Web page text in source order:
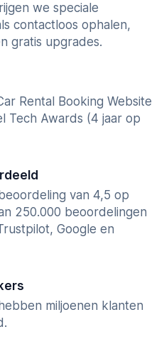
we speciale
contactloos ophalen,
gratis upgrades.
Rental Booking Website
Tech Awards (4 jaar op
van 4,5 op
250.000 beoordelingen
Google en
miljoenen klanten